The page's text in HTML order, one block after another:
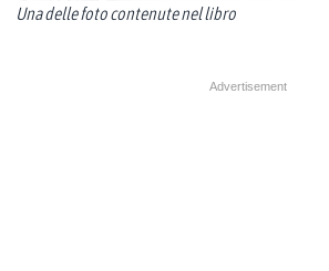
Una delle foto contenute nel libro